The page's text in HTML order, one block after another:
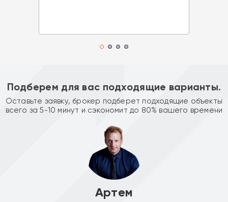
Подберем для вас подходящие варианты.
Оставьте заявку, брокер подберет подходящие объекты
всего за 5-10 минут и сэкономит до 80% вашего времени
Артем